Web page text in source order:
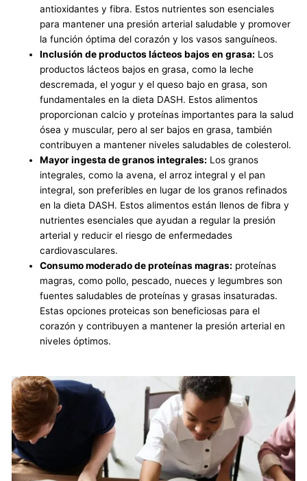
antioxidantes y fibra. Estos nutrientes son esenciales
para mantener una presión arterial saludable y promover
la función óptima del corazón y los vasos sanguíneos.
Inclusión de productos lácteos bajos en grasa: Los
productos lácteos bajos en grasa, como la leche
descremada, el yogur y el queso bajo en grasa, son
fundamentales en la dieta DASH. Estos alimentos
proporcionan calcio y proteínas importantes para la salud
ósea y muscular, pero al ser bajos en grasa, también
contribuyen a mantener niveles saludables de colesterol.
Mayor ingesta de granos integrales: Los granos
integrales, como la avena, el arroz integral y el pan
integral, son preferibles en lugar de los granos refinados
en la dieta DASH. Estos alimentos están llenos de fibra y
nutrientes esenciales que ayudan a regular la presión
arterial y reducir el riesgo de enfermedades
cardiovasculares.
Consumo moderado de proteínas magras: proteínas
magras, como pollo, pescado, nueces y legumbres son
fuentes saludables de proteínas y grasas insaturadas.
Estas opciones proteicas son beneficiosas para el
corazón y contribuyen a mantener la presión arterial en
niveles óptimos.